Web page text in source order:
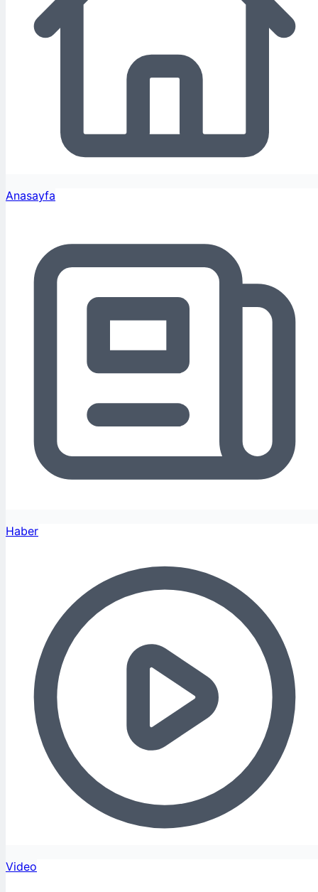
Anasayfa
Haber
Video